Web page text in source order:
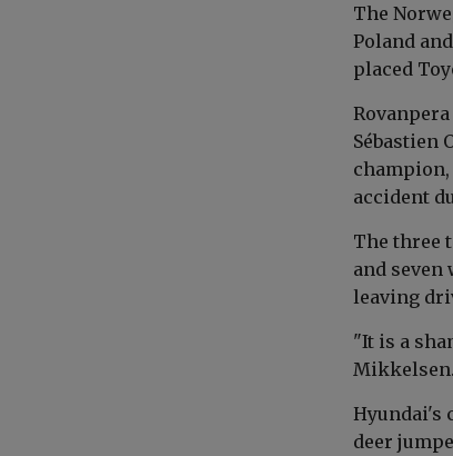
The
Poland
placed
Sébastien
accident
The three
and
leaving
"It is a
Mikkelsen.
Hyundai's
deer